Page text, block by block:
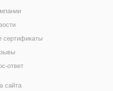
сертификаты
ответ
сайта